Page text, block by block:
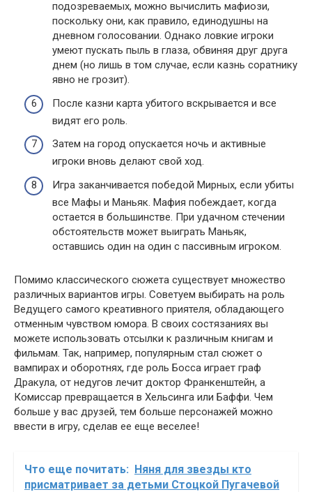
подозреваемых, можно вычислить мафиози,
поскольку они, как правило, единодушны на
дневном голосовании. Однако ловкие игроки
умеют пускать пыль в глаза, обвиняя друг друга
днем (но лишь в том случае, если казнь соратнику
явно не грозит).
После казни карта убитого вскрывается и все
видят его роль.
Затем на город опускается ночь и активные
игроки вновь делают свой ход.
Игра заканчивается победой Мирных, если убиты
все Мафы и Маньяк. Мафия побеждает, когда
остается в большинстве. При удачном стечении
обстоятельств может выиграть Маньяк,
оставшись один на один с пассивным игроком.
Помимо классического сюжета существует множество
различных вариантов игры. Советуем выбирать на роль
Ведущего самого креативного приятеля, обладающего
отменным чувством юмора. В своих состязаниях вы
можете использовать отсылки к различным книгам и
фильмам. Так, например, популярным стал сюжет о
вампирах и оборотнях, где роль Босса играет граф
Дракула, от недугов лечит доктор Франкенштейн, а
Комиссар превращается в Хельсинга или Баффи. Чем
больше у вас друзей, тем больше персонажей можно
ввести в игру, сделав ее еще веселее!
Что еще почитать: Няня для звезды кто
присматривает за детьми Стоцкой Пугачевой